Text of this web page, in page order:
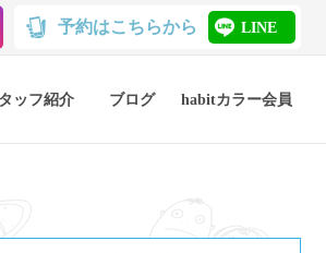
予約はこちらから LINE
ッフ紹介 ブログ habitカラー会員